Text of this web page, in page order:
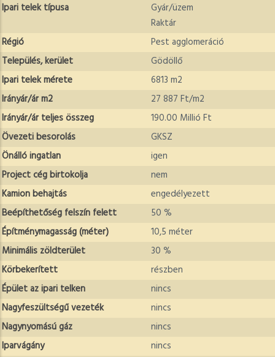
Ipari telek típusa
Gyár/üzem
Raktár
Régió
Pest agglomeráció
Település, kerület
Gödöllő
Ipari telek mérete
6813 m2
Irányár/ár m2
27 887 Ft/m2
Irányár/ár teljes összeg
190.00 Millió Ft
Övezeti besorolás
GKSZ
Önálló ingatlan
igen
Project cég birtokolja
nem
Kamion behajtás
engedélyezett
Beépíthetőség felszín felett
50 %
Építménymagasság (méter)
10,5 méter
Minimális zöldterület
30 %
Körbekerített
részben
Épület az ipari telken
nincs
Nagyfeszültségű vezeték
nincs
Nagynyomású gáz
nincs
Iparvágány
nincs